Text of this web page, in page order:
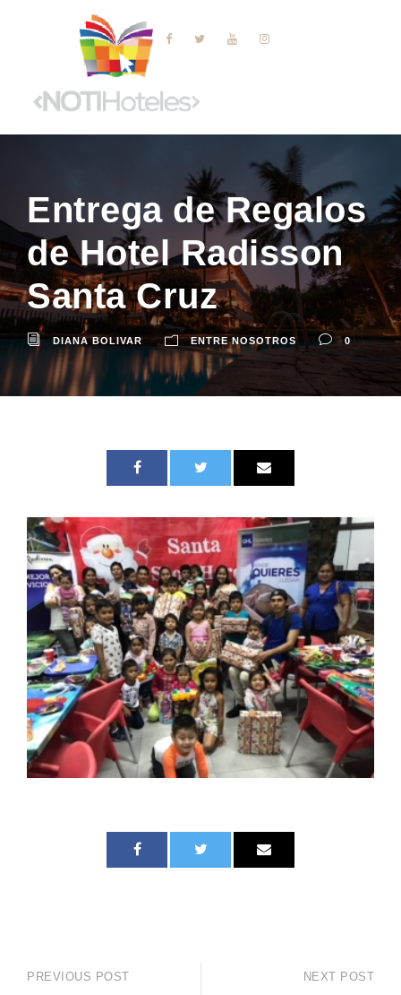
Entrega de Regalos
de Hotel Radisson
Santa Cruz
DIANA BOLIVAR ENTRE NOSOTROS 0
PREVIOUS POST NEXT POST